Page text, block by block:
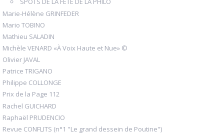
Marie-Hélène GRINFEDER
Mario TOBINO
Mathieu SALADIN
Michèle VENARD «À Voix Haute et Nue» ©
Olivier JAVAL
Patrice TRIGANO
Philippe COLLONGE
Prix de la Page 112
Rachel GUICHARD
Raphaël PRUDENCIO
Revue CONFLITS (n°1 "Le grand dessein de Poutine")